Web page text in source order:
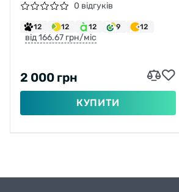
0 відгуків
12 12 12 9 12
від 166.67 грн/міс
2 000 грн
КУПИТИ